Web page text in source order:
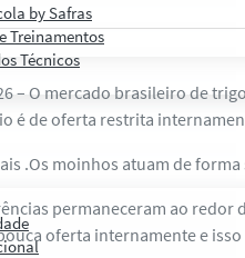
by Safras
Treinamentos
Técnicos
– O mercado brasileiro de
é de oferta restrita
.Os moinhos atuam de
permaneceram ao
oferta internamente e